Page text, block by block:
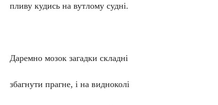
пливу кудись на вутлому судні.
Даремно мозок загадки складні
збагнути прагне, і на видноколі